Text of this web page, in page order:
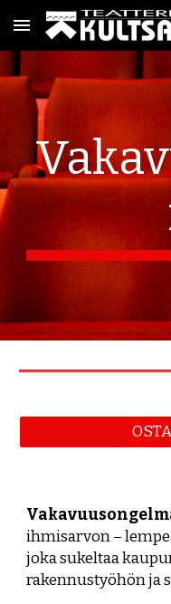
Skip to main content
ihmisarvon –
joka sukeltaa
rakennustyöhön ja